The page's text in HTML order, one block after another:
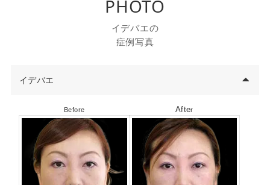
PHOTO
イデバエの
症例写真
イデバエ
Before After